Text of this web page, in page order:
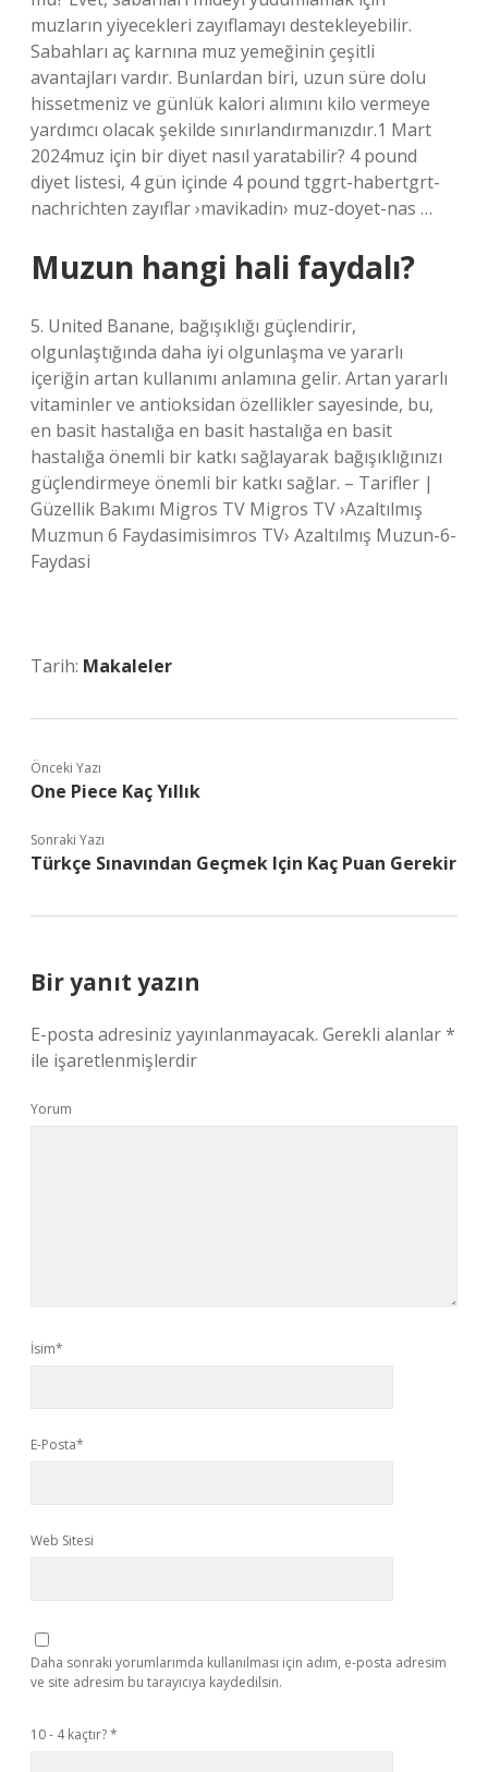
muzların yiyecekleri zayıflamayı destekleyebilir.
Sabahları aç karnına muz yemeğinin çeşitli
avantajları vardır. Bunlardan biri, uzun süre dolu
hissetmeniz ve günlük kalori alımını kilo vermeye
yardımcı olacak şekilde sınırlandırmanızdır.1 Mart
2024muz için bir diyet nasıl yaratabilir? 4 pound
diyet listesi, 4 gün içinde 4 pound tggrt-habertgrt-
nachrichten zayıflar ›mavikadin› muz-doyet-nas …
Muzun hangi hali faydalı?
5. United Banane, bağışıklığı güçlendirir,
olgunlaştığında daha iyi olgunlaşma ve yararlı
içeriğin artan kullanımı anlamına gelir. Artan yararlı
vitaminler ve antioksidan özellikler sayesinde, bu,
en basit hastalığa en basit hastalığa en basit
hastalığa önemli bir katkı sağlayarak bağışıklığınızı
güçlendirmeye önemli bir katkı sağlar. – Tarifler |
Güzellik Bakımı Migros TV Migros TV ›Azaltılmış
Muzmun 6 Faydasimisimros TV› Azaltılmış Muzun-6-
Faydasi
Tarih: Makaleler
Önceki Yazı
One Piece Kaç Yıllık
Sonraki Yazı
Türkçe Sınavından Geçmek Için Kaç Puan Gerekir
Bir yanıt yazın
E-posta adresiniz yayınlanmayacak. Gerekli alanlar*
ile işaretlenmişlerdir
Yorum
İsim*
E-Posta*
Web Sitesi
Daha sonraki yorumlarımda kullanılması için adım, e-posta adresim
ve site adresim bu tarayıcıya kaydedilsin.
10 - 4 kaçtır?*